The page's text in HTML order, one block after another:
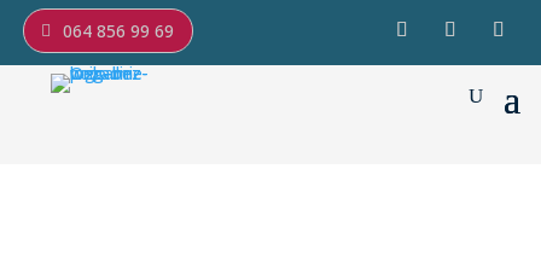
064 856 99 69